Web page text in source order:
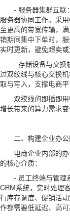
- 服务器集群互联
服务器协同工作。采
至更高的带宽传输，
销期间集中下单时，
实时更新，避免超卖或
- 存储设备与交换
过双绞线与核心交换
取与写入，支撑电商
双绞线的即插即
增长带来的算力需求变
二、构建企业办
电商企业内部的
的核心介质：
- 员工终端与管理
CRM系统，实时处理
行库存调度、促销活
作都需要低延迟、高